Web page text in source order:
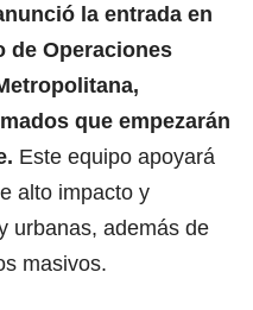
la entrada en
de Operaciones
que empezarán
Este equipo apoyará
alto impacto y
urbanas, además de
masivos.